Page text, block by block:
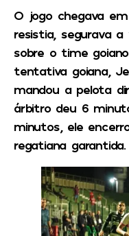
O jogo chegava
resistia, segurava
sobre o time
tentativa goiana,
mandou a pelota
árbitro deu 6
minutos, ele
regatiana garantida.